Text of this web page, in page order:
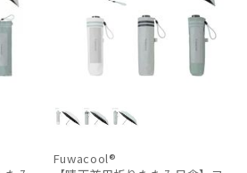
Fuwacool®